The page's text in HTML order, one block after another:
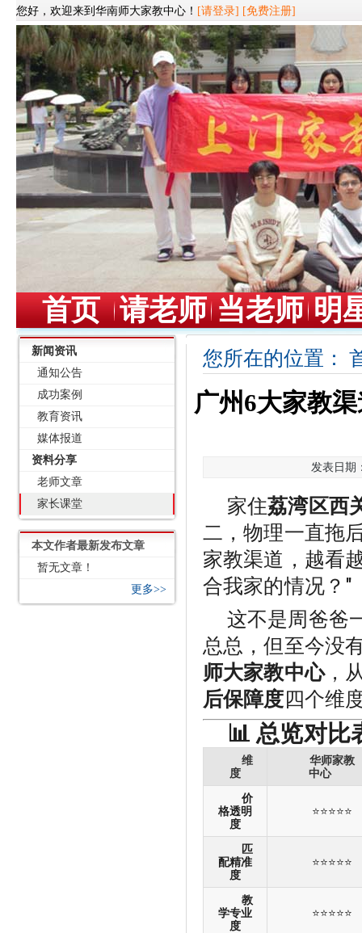
您好，欢迎来到华南师大家教中心！ [请登录] [免费注册]
首页 请老师 当老师 明
新闻资讯
通知公告
成功案例
教育资讯
媒体报道
资料分享
老师文章
家长课堂
本文作者最新发布文章
暂无文章！
更多>>
您所在的位置：
广州6大家教
发表日期
家住荔湾区西
二，物理一直拖
家教渠道，越看
合我家的情况？"
这不是周爸爸
总总，但至今没
师大家教中心，
后保障度四个维
📊 总览对比
维
度
华师家教
中心
价
格透明
度
⭐⭐⭐⭐⭐
匹
配精准
度
⭐⭐⭐⭐⭐
教
学专业
度
⭐⭐⭐⭐⭐